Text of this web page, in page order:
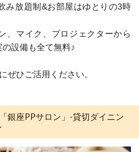
み放題制&お部屋はゆとりの3時
、マイク、プロジェクターから
設備も全て無料♪
ぜひご活用ください。
銀座PPサロン」-貸切ダイニン